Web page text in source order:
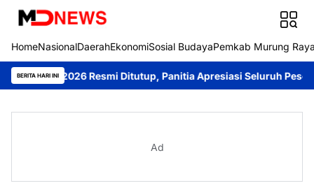
HomeNasionalDaerahEkonomiSosial BudayaPemkab Murung
BERITA HARI INI
2026 Resmi Ditutup, Panitia Apresiasi Seluruh Peserta
Ad